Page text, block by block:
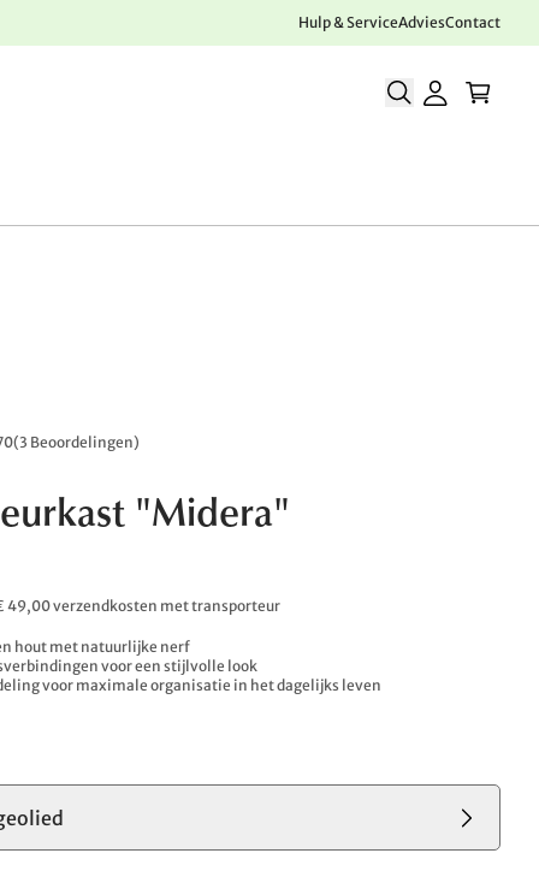
Hulp & ServiceAdviesContact
(3 Beoordelingen)
"Midera"
49,00 verzendkosten met transporteur
hout met natuurlijke nerf
voor een stijlvolle look
voor maximale organisatie in het dagelijks leven